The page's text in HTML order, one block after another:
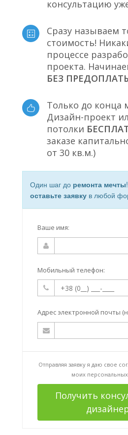
консультацию
Сразу называем
стоимость!
процессе
проекта.
БЕЗ
Только до конца
Дизайн-проект
потолки
заказе
от 30 кв.м.)
Один шаг до ремонта мечты
оставьте заявку в любой
Ваше имя:
Мобильный телефон:
Адрес электронной почты
Отправляя заявку я даю свое
моих
Получить